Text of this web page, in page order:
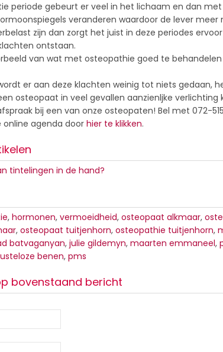
periode gebeurt er veel in het lichaam en dan
veranderen waardoor de lever meer
zijn dan zorgt het juist in deze periodes
ontstaan.
van wat met osteopathie goed te behandelen
er aan deze klachten weinig tot niets gedaan,
osteopaat in veel gevallen aanzienljke verlichting
bij een van onze osteopaten! Bel met 072-
online agenda door hier te klikken.
tintelingen in de hand?
, hormonen, vermoeidheid, osteopaat alkmaar,
, osteopaat tuitjenhorn, osteopathie tuitjenhorn,
batvaganyan, julie gildemyn, maarten emmaneel,
benen, pms
bovenstaand bericht